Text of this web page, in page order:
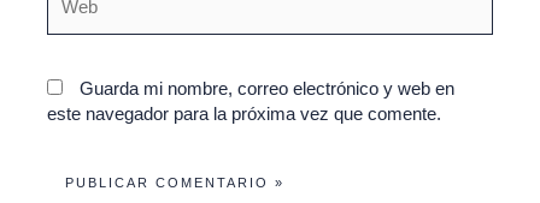
Guarda mi nombre, correo electrónico y web en
este navegador para la próxima vez que comente.